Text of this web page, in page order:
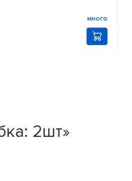
много
2шт»